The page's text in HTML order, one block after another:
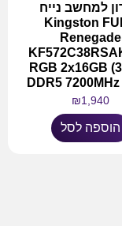
למחשב נייח
Kingston
Renegade
RGB 2x16GB
DDR5
₪1,940
הוספה לסל